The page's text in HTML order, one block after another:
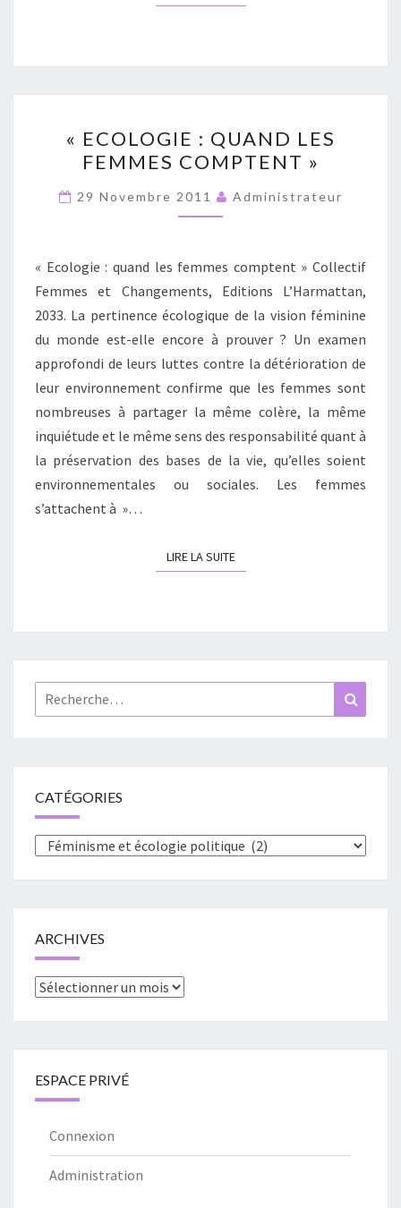
ECOLOGIE
:
QUAND
LES
COMPTENT
»
« ECOLOGIE : QUAND LES
FEMMES COMPTENT »
29 Novembre 2011 Administrateur
« Ecologie : quand les femmes comptent » Collectif
Femmes et Changements, Editions L’Harmattan,
2033. La pertinence écologique de la vision féminine
du monde est-elle encore à prouver ? Un examen
approfondi de leurs luttes contre la détérioration de
leur environnement confirme que les femmes sont
nombreuses à partager la même colère, la même
inquiétude et le même sens des responsabilité quant à
la préservation des bases de la vie, qu’elles soient
environnementales ou sociales. Les femmes
s’attachent à »…
LIRE LA SUITELIRE LA SUITE
Rechercher :
CATÉGORIES
Catégories
ARCHIVES
Archives
ESPACE PRIVÉ
Connexion
Administration